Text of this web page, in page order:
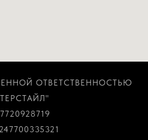
ОТВЕТСТВЕННОСТЬЮ